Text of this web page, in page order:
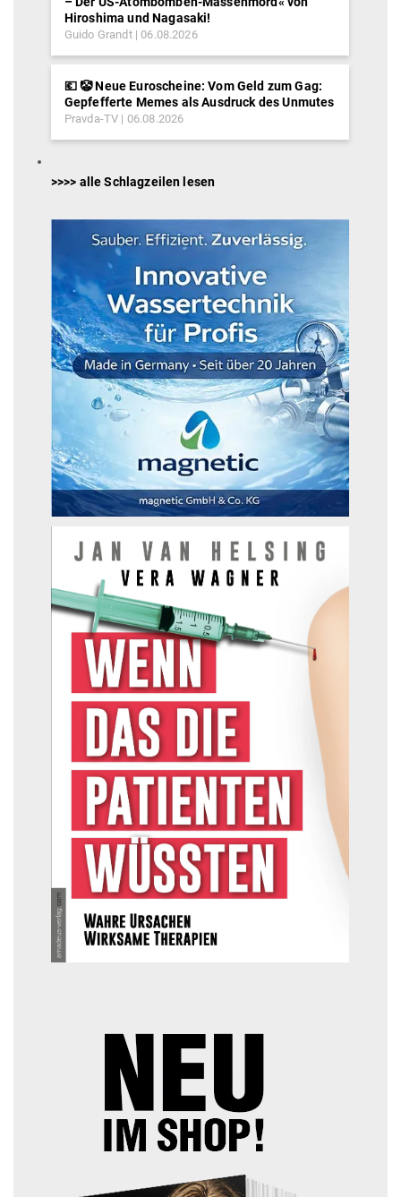
Hiroshima und Nagasaki!
Guido Grandt 06.08.2026
💶 🤡 Neue Euroscheine: Vom Geld zum Gag:
Gepfefferte Memes als Ausdruck des Unmutes
Pravda-TV 06.08.2026
>>>> alle Schlagzeilen lesen